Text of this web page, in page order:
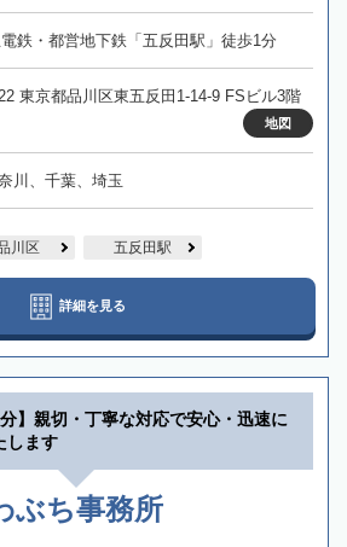
鉄・都営地下鉄「五反田駅」徒歩1分
東京都品川区東五反田1-14-9 FSビル3階
地図
川、千葉、埼玉
川区 五反田駅
詳細を見る
分】親切・丁寧な対応で安心・迅速に
します
ぶち事務所